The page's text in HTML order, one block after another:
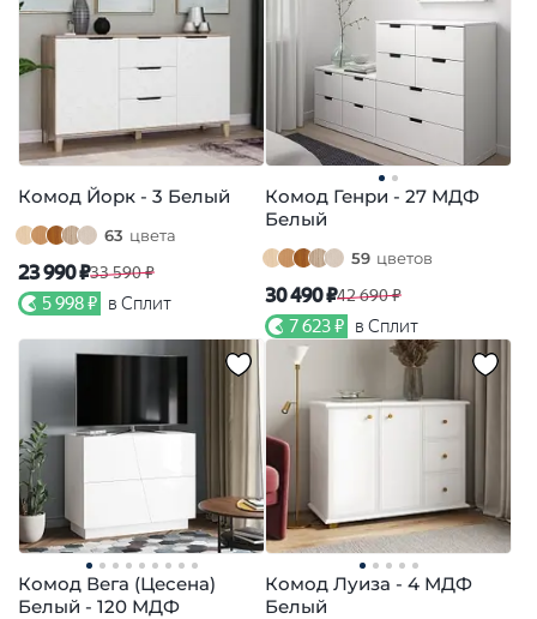
Комод Йорк - 3 Белый
63 цвета
23 990 ₽33 590 ₽
5 998 ₽ в Сплит
Комод Генри - 27 МДФ
Белый
59 цветов
30 490 ₽42 690 ₽
7 623 ₽ в Сплит
Комод Вега (Цесена)
Белый - 120 МДФ
Комод Луиза - 4 МДФ
Белый